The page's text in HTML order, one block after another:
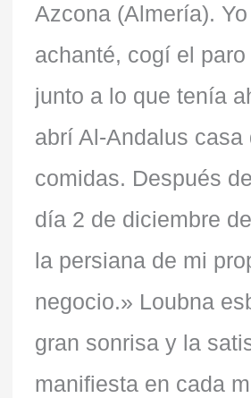
Azcona (Almería).
achanté, cogí el
junto a lo que tenía
abrí Al-Andalus casa
comidas. Después
día 2 de diciembre
la persiana de mi
negocio.» Loubna
gran sonrisa y la
manifiesta en cada